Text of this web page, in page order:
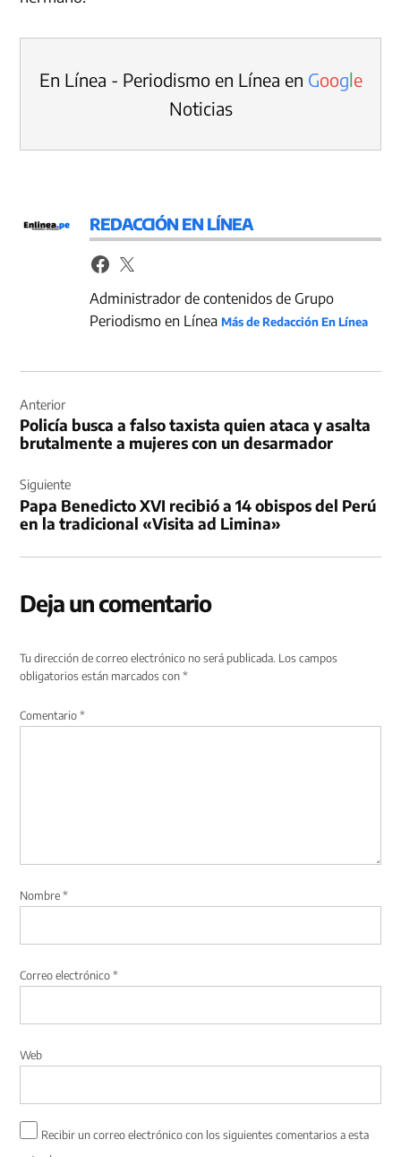
En Línea - Periodismo en Línea en Google
Noticias
REDACCIÓN EN LÍNEA
Administrador de contenidos de Grupo
Periodismo en LíneaMás de Redacción En Línea
de
entradas
Anterior
Policía busca a falso taxista quien ataca y asalta
brutalmente a mujeres con un desarmador
Siguiente
Papa Benedicto XVI recibió a 14 obispos del Perú
en la tradicional «Visita ad Limina»
Deja un comentario
Tu dirección de correo electrónico no será publicada. Los campos
obligatorios están marcados con*
Comentario*
Nombre*
Correo electrónico*
Web
Recibir un correo electrónico con los siguientes comentarios a esta